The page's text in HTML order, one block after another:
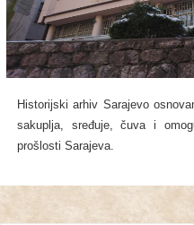
Historijski arhiv Sarajevo
sakuplja, sređuje, čuva i
prošlosti Sarajeva.